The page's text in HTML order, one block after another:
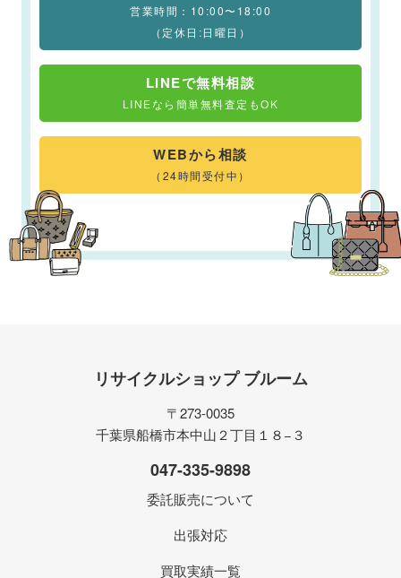
営業時間：10:00〜18:00
（定休日:日曜日）
LINEで無料相談
LINEなら簡単無料査定もOK
WEBから相談
（24時間受付中）
リサイクルショップ ブルーム
〒273-0035
千葉県船橋市本中山２丁目１８−３
047-335-9898
委託販売について
出張対応
買取実績一覧